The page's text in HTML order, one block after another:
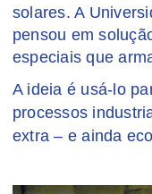
solares. A
pensou em
especiais que
A ideia é usá-lo
processos
extra – e ainda